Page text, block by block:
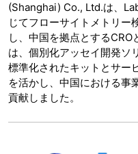
(Shanghai) Co., Ltd.は、
じてフローサイトメトリー
し、中国を拠点とする
は、個別化アッセイ開発ソ
標準化されたキットとサー
を活かし、中国における事
貢献しました。